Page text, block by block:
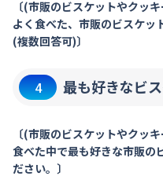
〔(市販のビスケットやクッ
よく食べた、市販のビスケッ
(複数回答可)〕
4 最も好きなビ
〔(市販のビスケットやクッ
食べた中で最も好きな市販の
ださい。〕